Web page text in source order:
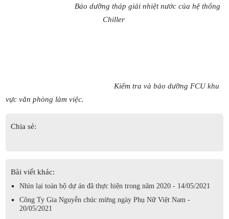
Bảo dưỡng tháp giải nhiệt nước của hệ thống
Chiller
Kiểm tra và bảo dưỡng FCU khu
vực văn phòng làm việc.
Chia sẻ:
Bài viết khác:
Nhìn lại toàn bộ dự án đã thực hiện trong năm 2020 - 14/05/2021
Công Ty Gia Nguyễn chúc mừng ngày Phụ Nữ Việt Nam -
20/05/2021